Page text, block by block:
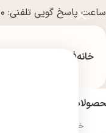
ساعت پاسخ گویی تلفنی: ۱۰ الی ۲۲
خانهفروشگاه
آرایشی و بهداشتی
خانه